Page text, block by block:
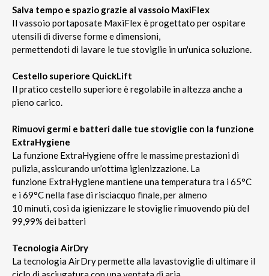
Salva tempo e spazio grazie al vassoio MaxiFlex
Il vassoio portaposate MaxiFlex è progettato per ospitare
utensili di diverse forme e dimensioni,
permettendoti di lavare le tue stoviglie in un'unica soluzione.
Cestello superiore QuickLift
Il pratico cestello superiore è regolabile in altezza anche a
pieno carico.
Rimuovi germi e batteri dalle tue stoviglie con la funzione
ExtraHygiene
La funzione ExtraHygiene offre le massime prestazioni di
pulizia, assicurando un’ottima igienizzazione. La
funzione ExtraHygiene mantiene una temperatura tra i 65°C
e i 69°C nella fase di risciacquo finale, per almeno
10 minuti, così da igienizzare le stoviglie rimuovendo più del
99,99% dei batteri
Tecnologia AirDry
La tecnologia AirDry permette alla lavastoviglie di ultimare il